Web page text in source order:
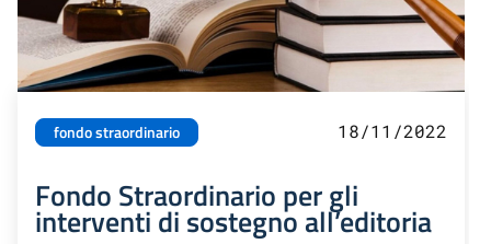
fondo straordinario 18/11/2022
Fondo Straordinario per gli
interventi di sostegno all’editoria